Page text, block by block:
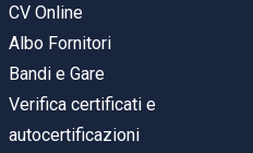
CV Online
Albo Fornitori
Bandi e Gare
Verifica certificati e
autocertificazioni